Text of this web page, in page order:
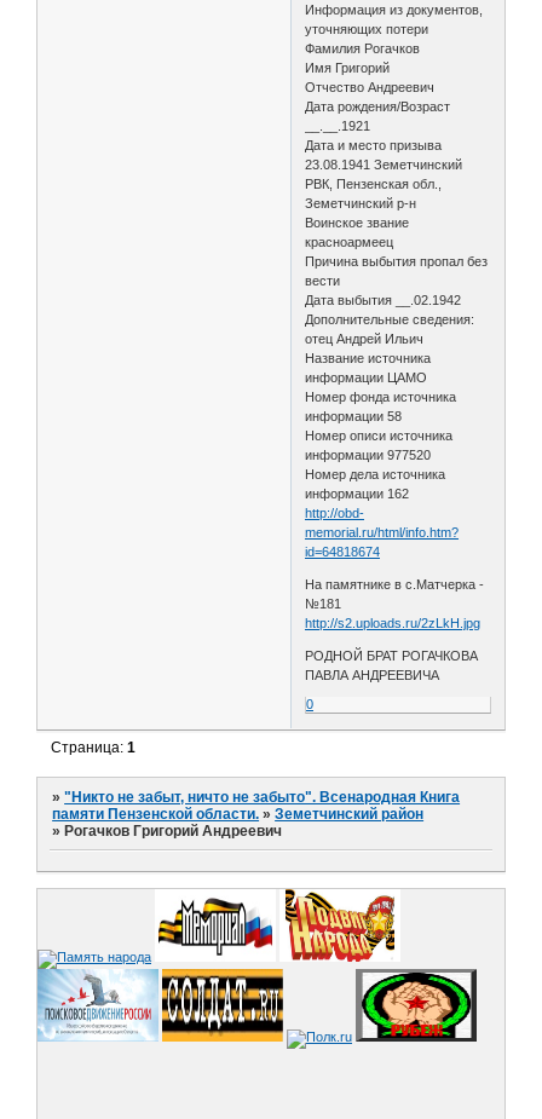
Информация из документов,
уточняющих потери
Фамилия Рогачков
Имя Григорий
Отчество Андреевич
Дата рождения/Возраст
__.__.1921
Дата и место призыва
23.08.1941 Земетчинский
РВК, Пензенская обл.,
Земетчинский р-н
Воинское звание
красноармеец
Причина выбытия пропал без
вести
Дата выбытия __.02.1942
Дополнительные сведения:
отец Андрей Ильич
Название источника
информации ЦАМО
Номер фонда источника
информации 58
Номер описи источника
информации 977520
Номер дела источника
информации 162
http://obd-
memorial.ru/html/info.htm?
id=64818674
На памятнике в с.Матчерка -
№181
http://s2.uploads.ru/2zLkH.jpg
РОДНОЙ БРАТ РОГАЧКОВА
ПАВЛА АНДРЕЕВИЧА
0
Страница:1
»"Никто не забыт, ничто не забыто". Всенародная Книга
памяти Пензенской области. »Земетчинский район
» Рогачков Григорий Андреевич